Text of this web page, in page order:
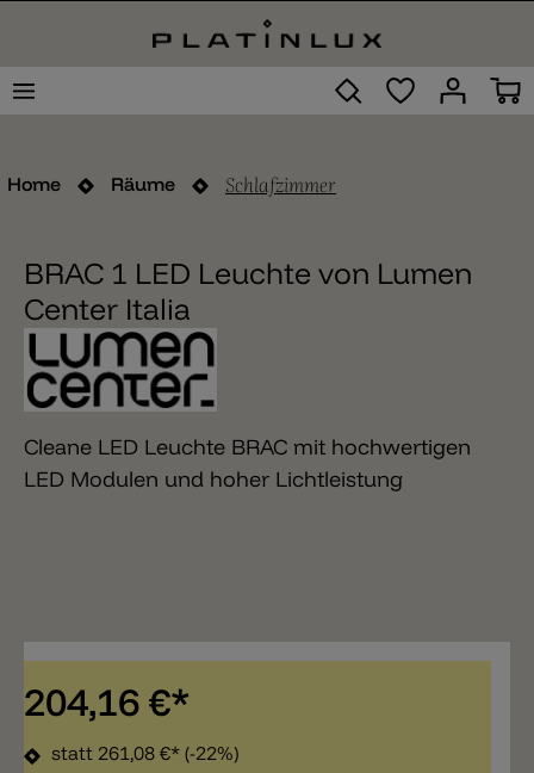
Home Räume Schlafzimmer
BRAC 1 LED Leuchte von Lumen
Center Italia
Cleane LED Leuchte BRAC mit hochwertigen
LED Modulen und hoher Lichtleistung
204,16 €*
statt 261,08 €* (-22%)